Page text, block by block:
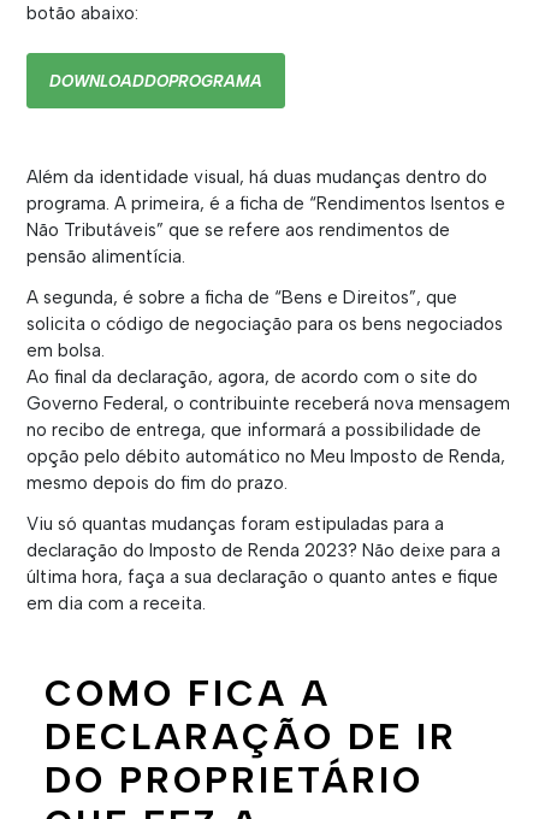
botão abaixo:
DOWNLOADDOPROGRAMA
Além da identidade visual, há duas mudanças dentro do
programa. A primeira, é a ficha de “Rendimentos Isentos e
Não Tributáveis” que se refere aos rendimentos de
pensão alimentícia.
A segunda, é sobre a ficha de “Bens e Direitos”, que
solicita o código de negociação para os bens negociados
em bolsa.
Ao final da declaração, agora, de acordo com o site do
Governo Federal, o contribuinte receberá nova mensagem
no recibo de entrega, que informará a possibilidade de
opção pelo débito automático no Meu Imposto de Renda,
mesmo depois do fim do prazo.
Viu só quantas mudanças foram estipuladas para a
declaração do Imposto de Renda 2023? Não deixe para a
última hora, faça a sua declaração o quanto antes e fique
em dia com a receita.
COMO FICA A
DECLARAÇÃO DE IR
DO PROPRIETÁRIO